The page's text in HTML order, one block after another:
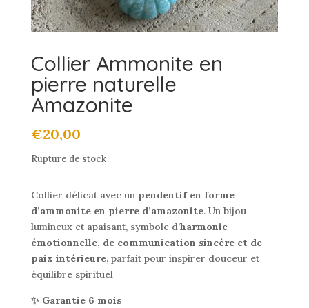
Collier Ammonite en
pierre naturelle
Amazonite
€20,00
Rupture de stock
Collier délicat avec un pendentif en forme
d’ammonite en pierre d’amazonite. Un bijou
lumineux et apaisant, symbole d’harmonie
émotionnelle, de communication sincère et de
paix intérieure, parfait pour inspirer douceur et
équilibre spirituel
✨ Garantie 6 mois